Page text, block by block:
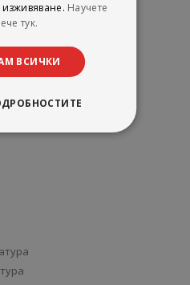
изживяване. Научете
тук.
ВСИЧКИ